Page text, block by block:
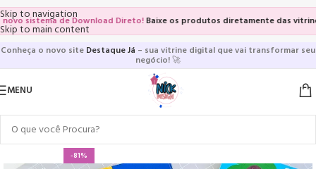
Skip to navigation
Skip to main content
sistema de Download Direto!Baixe os produtos diretamente das vitrines e
Conheça o novo site Destaque Já – sua vitrine digital que vai transformar seu
negócio!🚀
MENU
-81%